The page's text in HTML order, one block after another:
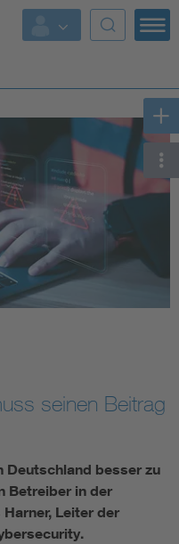
seinen Beitrag
besser zu
Betreiber in der
Leiter der